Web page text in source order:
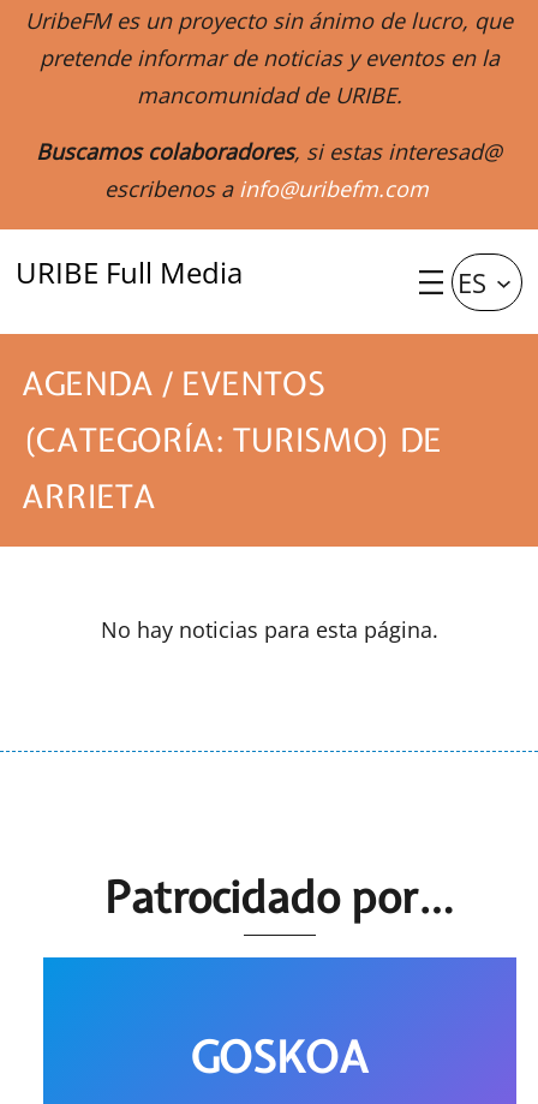
UribeFM es un proyecto sin ánimo de lucro, que
pretende informar de noticias y eventos en la
mancomunidad de URIBE.
Buscamos colaboradores, si estas interesad@
escribenos a info@uribefm.com
URIBE Full Media ES
AGENDA / EVENTOS
(CATEGORÍA: TURISMO) DE
ARRIETA
No hay noticias para esta página.
Patrocidado por…
GOSKOA